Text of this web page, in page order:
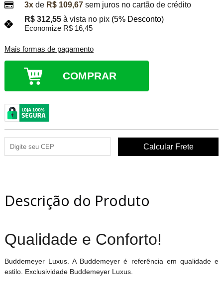
3xde R$ 109,67 sem juros no cartão de crédito
R$ 312,55 à vista no pix (5% Desconto)
Economize R$ 16,45
Mais formas de pagamento
COMPRAR
Descrição do Produto
Qualidade e Conforto!
Buddemeyer Luxus. A Buddemeyer é referência em qualidade e
estilo. Exclusividade Buddemeyer Luxus.